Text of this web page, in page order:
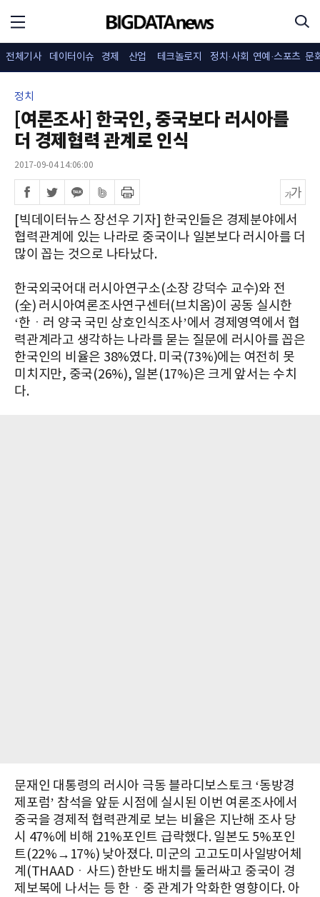
전체기사 데이터이슈 경제 산업 테크놀로지 정치·사회 연예·스포츠 문
정치
[여론조사] 한국인, 중국보다 러시아를
더 경제협력 관계로 인식
2017-09-04 14:06:00
[빅데이터뉴스 장선우 기자] 한국인들은 경제분야에서
협력관계에 있는 나라로 중국이나 일본보다 러시아를 더
많이 꼽는 것으로 나타났다.
한국외국어대 러시아연구소(소장 강덕수 교수)와 전
(全) 러시아여론조사연구센터(브치옴)이 공동 실시한
‘한ㆍ러 양국 국민 상호인식조사’에서 경제영역에서 협
력관계라고 생각하는 나라를 묻는 질문에 러시아를 꼽은
한국인의 비율은 38%였다. 미국(73%)에는 여전히 못
미치지만, 중국(26%), 일본(17%)은 크게 앞서는 수치
다.
문재인 대통령의 러시아 극동 블라디보스토크 ‘동방경
제포럼’ 참석을 앞둔 시점에 실시된 이번 여론조사에서
중국을 경제적 협력관계로 보는 비율은 지난해 조사 당
시 47%에 비해 21%포인트 급락했다. 일본도 5%포인
트(22%→17%) 낮아졌다. 미군의 고고도미사일방어체
계(THAAD ㆍ사드) 한반도 배치를 둘러싸고 중국이 경
제보복에 나서는 등 한ㆍ중 관계가 악화한 영향이다. 아